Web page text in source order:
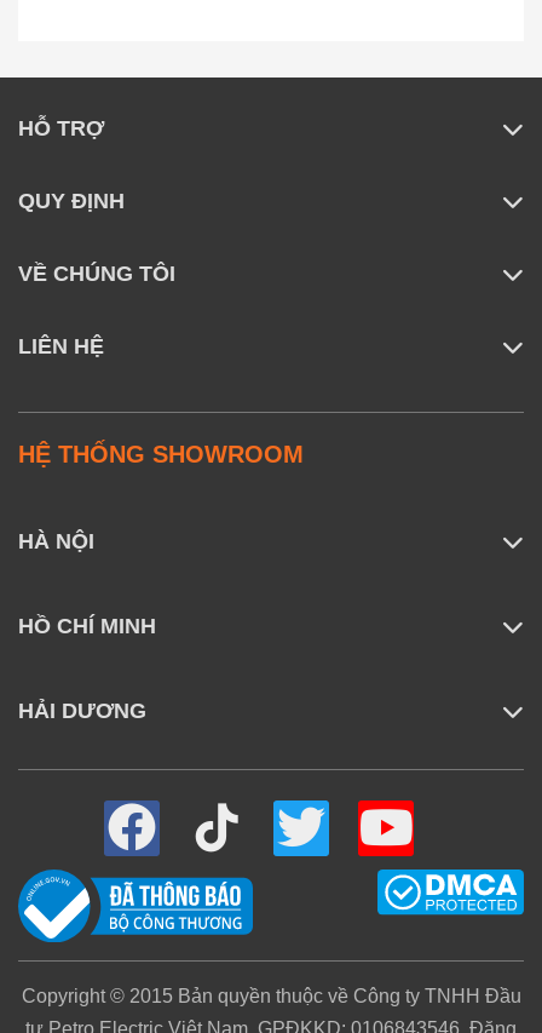
HỖ TRỢ
QUY ĐỊNH
VỀ CHÚNG TÔI
LIÊN HỆ
HỆ THỐNG SHOWROOM
HÀ NỘI
HỒ CHÍ MINH
HẢI DƯƠNG
Copyright © 2015 Bản quyền thuộc về Công ty TNHH Đầu
tư Petro Electric Việt Nam. GPĐKKD: 0106843546. Đăng